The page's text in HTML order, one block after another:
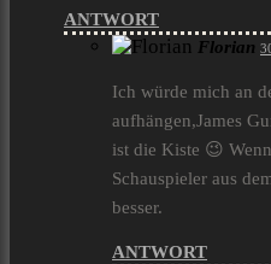
ANTWORT
Florian
Ich würde mich an
aufhängen,James
ist die Kiste 😉
Schauspieler aus
besser.
ANTWORT